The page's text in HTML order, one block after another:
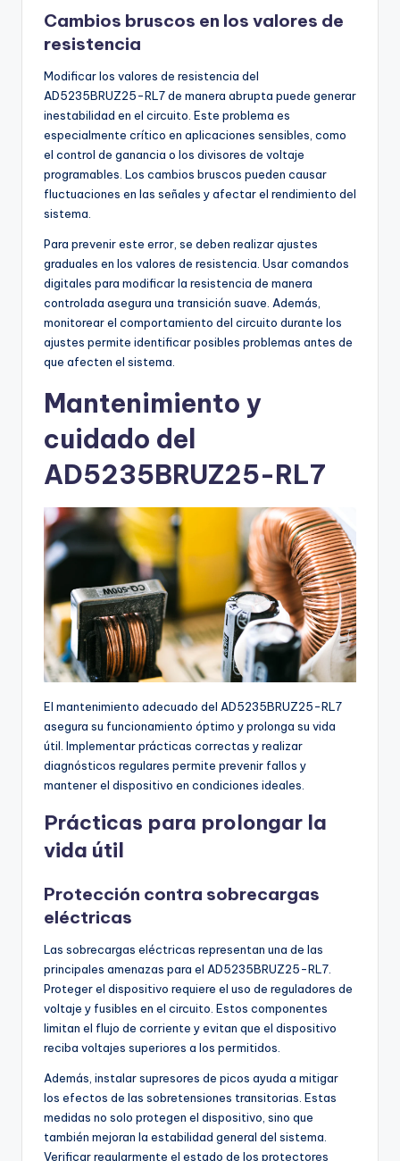
Cambios bruscos en los valores de
resistencia
Modificar los valores de resistencia del
AD5235BRUZ25-RL7 de manera abrupta puede generar
inestabilidad en el circuito. Este problema es
especialmente crítico en aplicaciones sensibles, como
el control de ganancia o los divisores de voltaje
programables. Los cambios bruscos pueden causar
fluctuaciones en las señales y afectar el rendimiento del
sistema.
Para prevenir este error, se deben realizar ajustes
graduales en los valores de resistencia. Usar comandos
digitales para modificar la resistencia de manera
controlada asegura una transición suave. Además,
monitorear el comportamiento del circuito durante los
ajustes permite identificar posibles problemas antes de
que afecten el sistema.
Mantenimiento y
cuidado del
AD5235BRUZ25-RL7
El mantenimiento adecuado del AD5235BRUZ25-RL7
asegura su funcionamiento óptimo y prolonga su vida
útil. Implementar prácticas correctas y realizar
diagnósticos regulares permite prevenir fallos y
mantener el dispositivo en condiciones ideales.
Prácticas para prolongar la
vida útil
Protección contra sobrecargas
eléctricas
Las sobrecargas eléctricas representan una de las
principales amenazas para el AD5235BRUZ25-RL7.
Proteger el dispositivo requiere el uso de reguladores de
voltaje y fusibles en el circuito. Estos componentes
limitan el flujo de corriente y evitan que el dispositivo
reciba voltajes superiores a los permitidos.
Además, instalar supresores de picos ayuda a mitigar
los efectos de las sobretensiones transitorias. Estas
medidas no solo protegen el dispositivo, sino que
también mejoran la estabilidad general del sistema.
Verificar regularmente el estado de los protectores